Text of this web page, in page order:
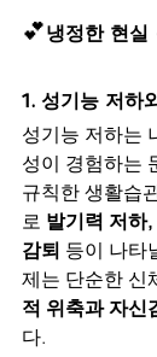
💕냉정한 현
1. 성기능 저하
성기능 저하는
성이 경험하는
규칙한 생활습
로 발기력 저하
감퇴 등이 나타
제는 단순한 신
적 위축과 자신
다.